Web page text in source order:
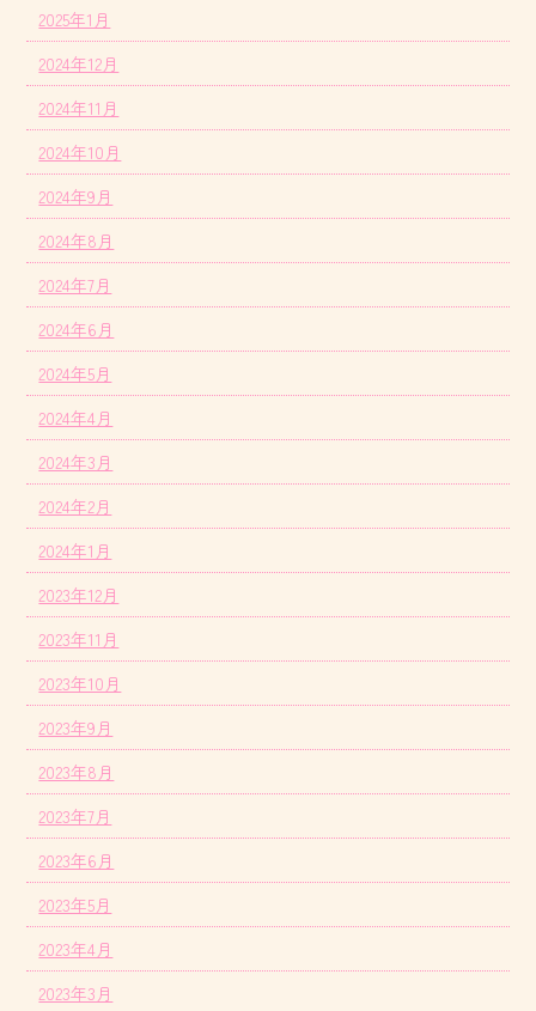
2025年1月
2024年12月
2024年11月
2024年10月
2024年9月
2024年8月
2024年7月
2024年6月
2024年5月
2024年4月
2024年3月
2024年2月
2024年1月
2023年12月
2023年11月
2023年10月
2023年9月
2023年8月
2023年7月
2023年6月
2023年5月
2023年4月
2023年3月